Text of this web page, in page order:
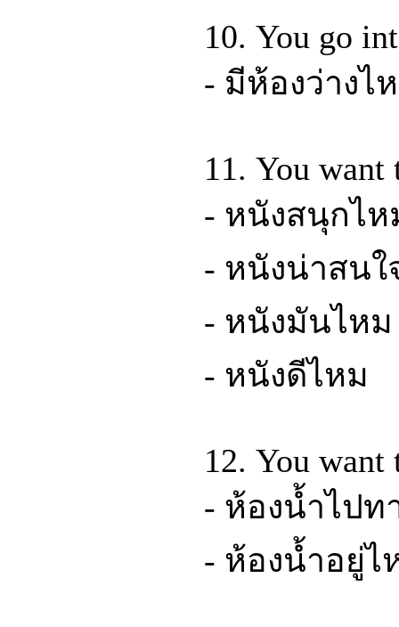
10. You go
- มีห้องว่างไ
11. You
- หนังสนุกไห
- หนังน่าสนใ
- หนังมันไหม
- หนังดีไหม
12. You
- ห้องน้ำไปท
- ห้องน้ำอยู่ไ